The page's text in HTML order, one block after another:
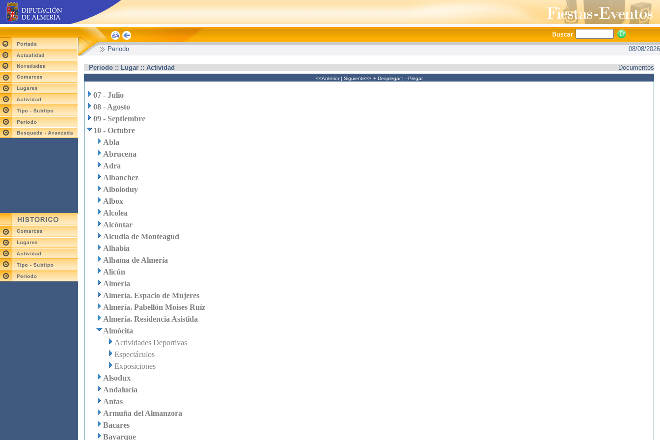
Periodo 08/08/2026
Periodo :: Lugar :: Actividad Documentos
<<Anterior| Siguiente>> + Desplegar| - Plegar
07 - Julio
08 - Agosto
09 - Septiembre
10 - Octubre
Abla
Abrucena
Adra
Albanchez
Alboloduy
Albox
Alcolea
Alcóntar
Alcudia de Monteagud
Alhabia
Alhama de Almería
Alicún
Almería
Almería. Espacio de Mujeres
Almería. Pabellón Moises Ruíz
Almería. Residencia Asistida
Almócita
Actividades Deportivas
Espectáculos
Exposiciones
Alsodux
Andalucía
Antas
Armuña del Almanzora
Bacares
Bayarque